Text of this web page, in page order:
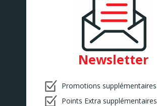
Newsletter
Promotions supplémentaires
Points Extra supplémentaires